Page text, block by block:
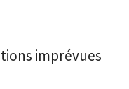
imprévues